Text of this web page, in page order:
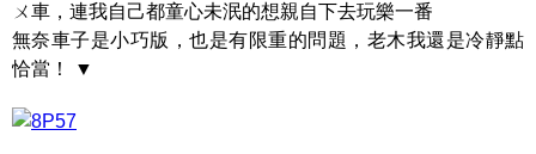
ㄨ車，連我自己都童心未泯的想親自下去玩樂一番
無奈車子是小巧版，也是有限重的問題，老木我還是冷靜點
恰當！ ▼